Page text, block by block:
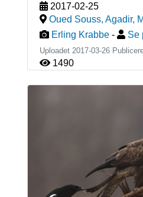
2017-02-25
Oued Souss, Agadir,
Erling Krabbe - Se
Uploadet 2017-03-26
1490